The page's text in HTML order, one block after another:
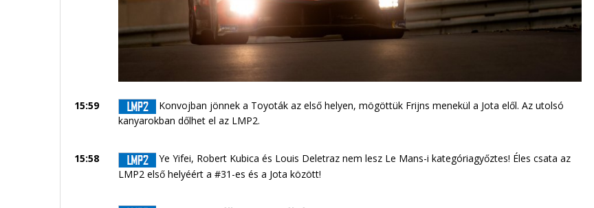
15:59
Konvojban jönnek a Toyoták az első helyen, mögöttük Frijns menekül a Jota elől. Az utolsó
kanyarokban dőlhet el az LMP2.
15:58
Ye Yifei, Robert Kubica és Louis Deletraz nem lesz Le Mans-i kategóriagyőztes! Éles csata az
LMP2 első helyéért a #31-es és a Jota között!